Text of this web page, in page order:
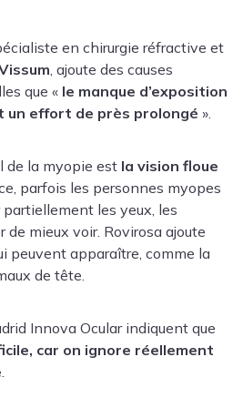
en chirurgie réfractive et
, ajoute des causes
que « le manque d’exposition
un effort de près prolongé ».
de la myopie est la vision floue
parfois les personnes myopes
les yeux, les
mieux voir. Rovirosa ajoute
peuvent apparaître, comme la
de tête.
Innova Ocular indiquent que
car on ignore réellement